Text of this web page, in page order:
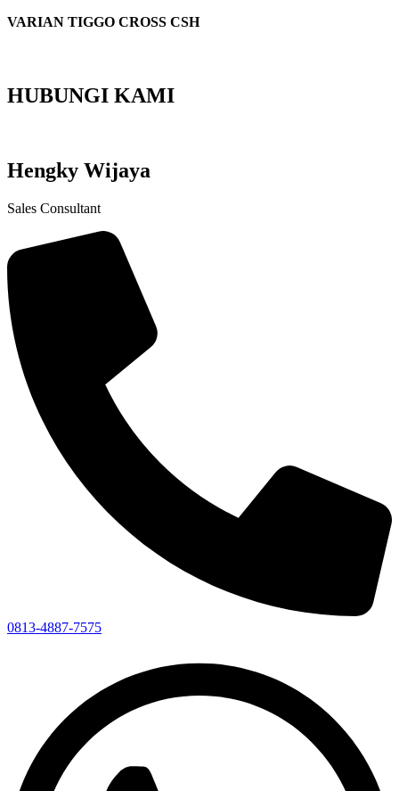
VARIAN TIGGO CROSS CSH
HUBUNGI KAMI
Hengky Wijaya
Sales Consultant
0813-4887-7575